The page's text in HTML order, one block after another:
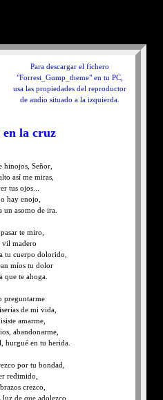
Para descargar el fichero
"Forrest_Gump_theme" en tu PC,
usa las propiedades del reproductor
de audio situado a la izquierda.
la cruz
hinojos, Señor,
así me miras,
tus ojos...
hay enojo,
un asomo de ira.
te miro,
vil madero
tu cuerpo dolorido,
míos tu dolor
que te ahoga.
preguntarme
de mi vida,
amarme,
abandonarme,
hurgué en tu herida.
por tu bondad,
redimido,
crezco,
de que adolezco